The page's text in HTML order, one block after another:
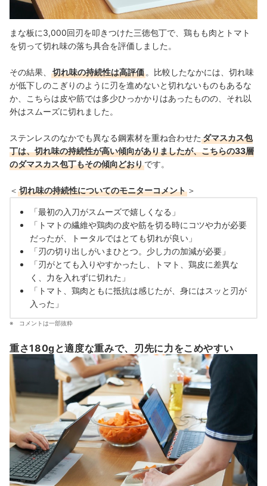
まな板に3,000回刃を叩きつけた三徳包丁で、鶏もも肉とトマト
を切って切れ味の落ち具合を評価しました。
その結果、 切れ味の持続性は高評価 。比較したなかには、切れ味
が低下しのこぎりのように刃を進めないと切れないものもあるな
か、こちらは皮や筋では多少ひっかかりはあったものの、それ以
外はスムーズに切れました。
ステンレスのなかでも異なる鋼素材を重ね合わせた ダマスカス包
丁は、切れ味の持続性が高い傾向がありましたが、こちらの33層
のダマスカス包丁もその傾向どおりです。
＜ 切れ味の持続性についてのモニターコメント ＞
「最初の入刀がスムーズで嬉しくなる」
「トマトの繊維や鶏肉の皮や筋を切る時にコツや力が必要
だったが、トータルではとても切れが良い」
「刃の切り出しがいまひとつ。少し力の加減が必要」
「刃がとても入りやすかったし、トマト、鶏皮に差異な
く、力を入れずに切れた」
「トマト、鶏肉ともに抵抗は感じたが、身にはスッと刃が
入った」
コメントは一部抜粋
重さ180gと適度な重みで、刃先に力をこめやすい